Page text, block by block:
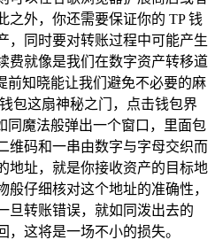
之外，你还需要保证你的 TP 钱
，同时要对转账过程中可能产生
费就像是我们在数字资产转移道
前知晓能让我们避免不必要的麻
包这扇神秘之门，点击钱包界
同魔法般弹出一个窗口，里面包
维码和一串由数字与字母交织而
地址，就是你接收资产的目标地
仔细核对这个地址的准确性，
旦转账错误，就如同泼出去的
这将是一场不小的损失。